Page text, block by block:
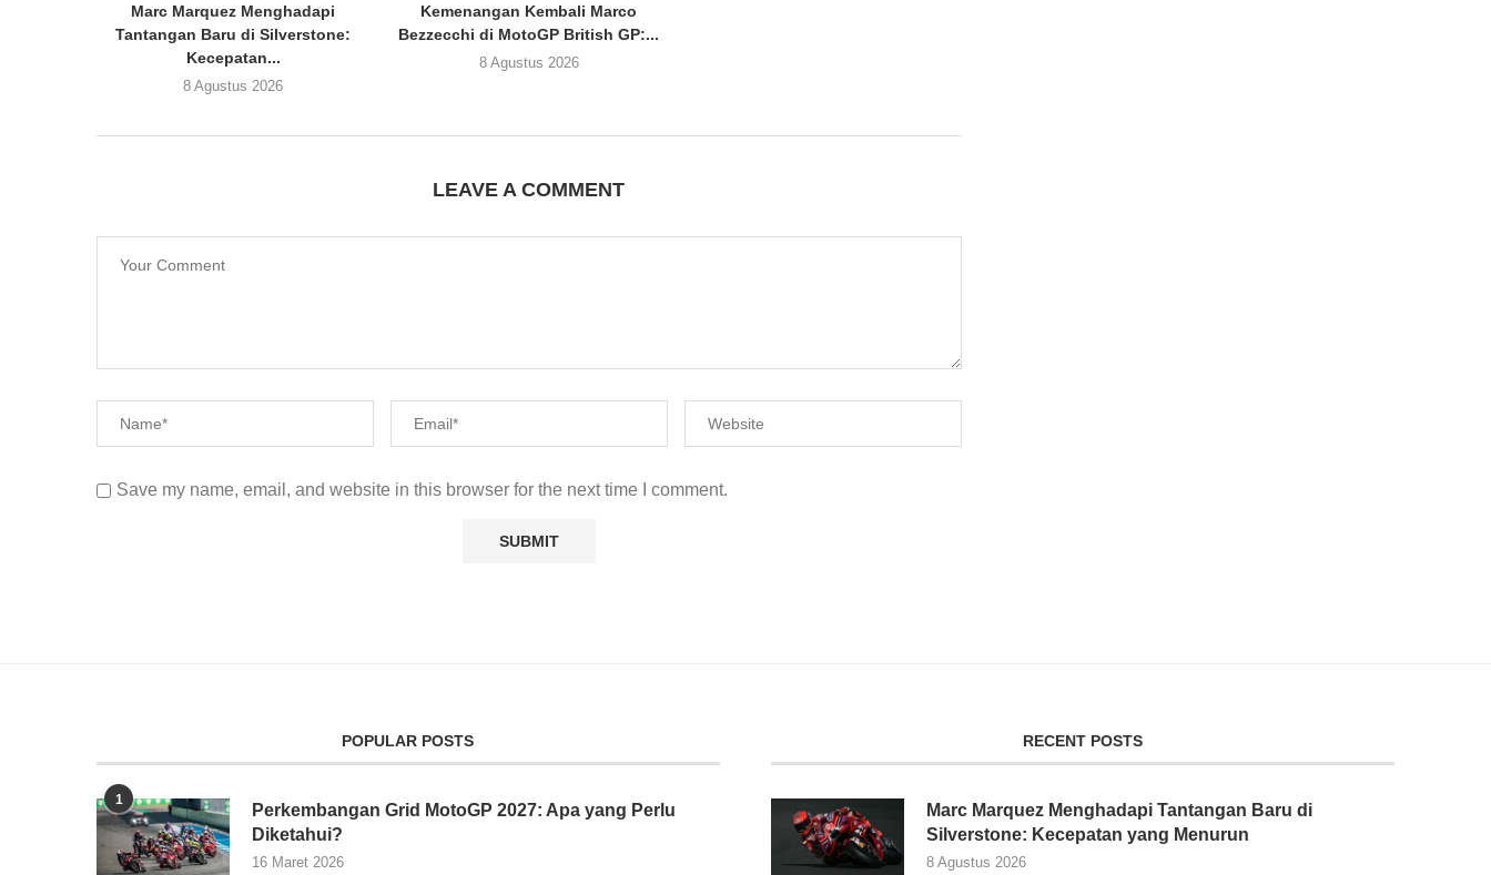
Marc Marquez Menghadapi
Tantangan Baru di Silverstone:
Kecepatan...
8 Agustus 2026
Kemenangan Kembali Marco
Bezzecchi di MotoGP British GP:...
8 Agustus 2026
LEAVE A COMMENT
Save my name, email, and website in this browser for the next time I comment.
POPULAR POSTS
1
Perkembangan Grid MotoGP 2027: Apa yang Perlu
Diketahui?
16 Maret 2026
RECENT POSTS
Marc Marquez Menghadapi Tantangan Baru di
Silverstone: Kecepatan yang Menurun
8 Agustus 2026